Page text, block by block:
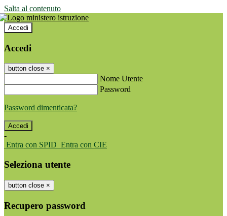
Salta al contenuto
Accedi
Accedi
button close ×
Nome Utente
Password
Password dimenticata?
-
Entra con SPID Entra con CIE
Seleziona utente
button close ×
Recupero password